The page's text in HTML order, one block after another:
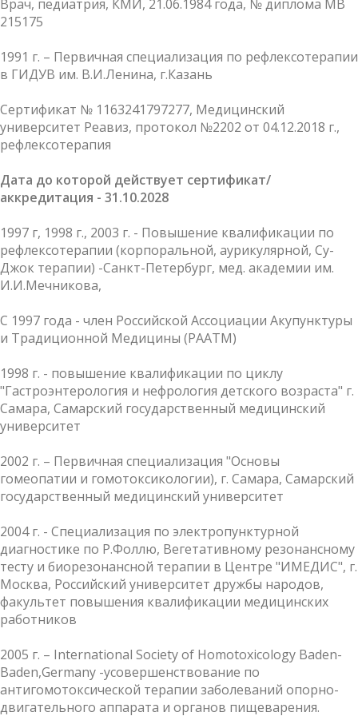
Врач, педиатрия, КМИ, 21.06.1984 года, № диплома МВ
215175
1991 г. – Первичная специализация по рефлексотерапии
в ГИДУВ им. В.И.Ленина, г.Казань
Сертификат № 1163241797277, Медицинский
университет Реавиз, протокол №2202 от 04.12.2018 г.,
рефлексотерапия
Дата до которой действует сертификат/
аккредитация - 31.10.2028
1997 г, 1998 г., 2003 г. - Повышение квалификации по
рефлексотерапии (корпоральной, аурикулярной, Су-
Джок терапии) -Санкт-Петербург, мед. академии им.
И.И.Мечникова,
С 1997 года - член Российской Ассоциации Акупунктуры
и Традиционной Медицины (РААТМ)
1998 г. - повышение квалификации по циклу
"Гастроэнтерология и нефрология детского возраста" г.
Самара, Самарский государственный медицинский
университет
2002 г. – Первичная специализация "Основы
гомеопатии и гомотоксикологии), г. Самара, Самарский
государственный медицинский университет
2004 г. - Специализация по электропунктурной
диагностике по Р.Фоллю, Вегетативному резонансному
тесту и биорезонансной терапии в Центре "ИМЕДИС", г.
Москва, Российский университет дружбы народов,
факультет повышения квалификации медицинских
работников
2005 г. – International Society of Homotoxicology Baden-
Baden,Germany -усовершенствование по
антигомотоксической терапии заболеваний опорно-
двигательного аппарата и органов пищеварения.